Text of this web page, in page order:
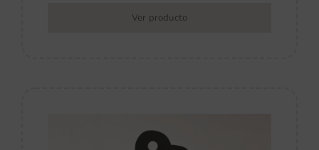
Ver producto